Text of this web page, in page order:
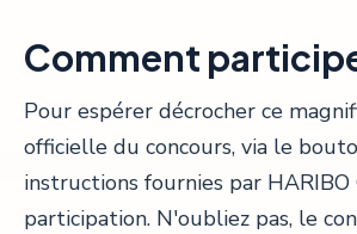
Comment
Pour espérer décrocher ce
officielle du concours, via le
instructions fournies par
participation. N'oubliez pas, le